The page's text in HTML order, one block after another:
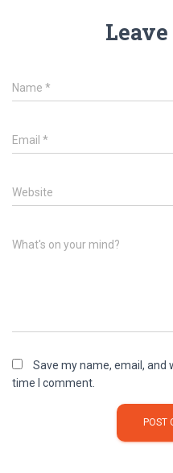
Name *
Email *
Website
What's on your mind?
Save my name, email,
time I comment.